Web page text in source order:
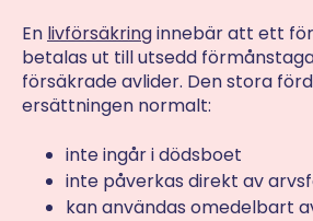
En livförsäkringinnebär att ett
betalas ut till utsedd
försäkrade avlider. Den stora
ersättningen normalt:
inte ingår i dödsboet
inte påverkas direkt av
kan användas omedelbart